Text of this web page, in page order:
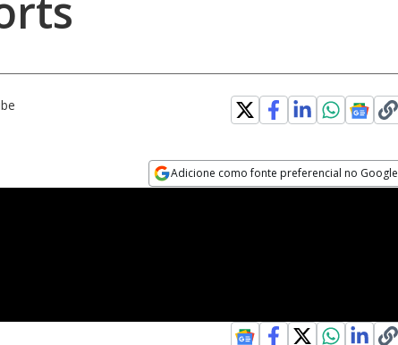
Adicione como fonte preferencial no Google